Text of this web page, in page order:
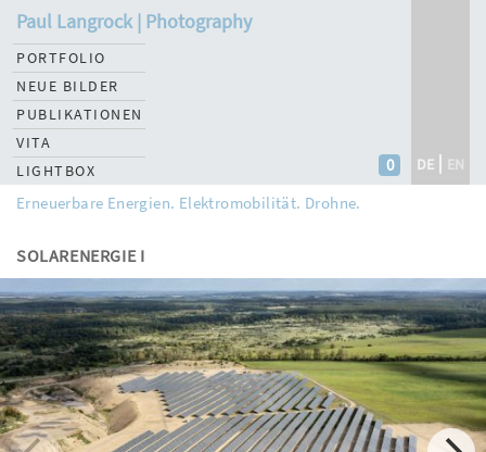
Paul Langrock | Photography
DE EN
0
PORTFOLIO
NEUE BILDER
PUBLIKATIONEN
VITA
LIGHTBOX
Erneuerbare Energien. Elektromobilität. Drohne.
SOLARENERGIE I